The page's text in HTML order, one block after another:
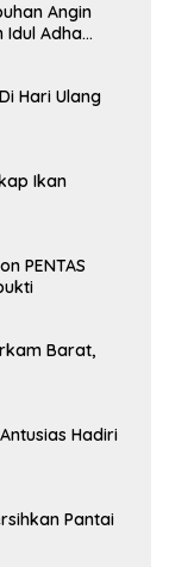
Angin
Idul Adha
Hari Ulang
Ikan
PENTAS
Barat,
Hadiri
Pantai